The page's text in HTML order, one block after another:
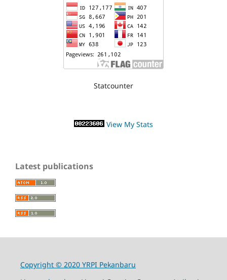
Statcounter
View My Stats
Latest publications
Copyright © 2020 YRPI Pekanbaru